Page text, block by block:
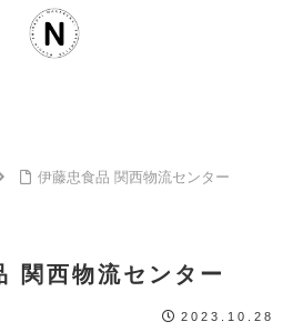
伊藤忠食品 関西物流センター
関西物流センター
2023.10.28